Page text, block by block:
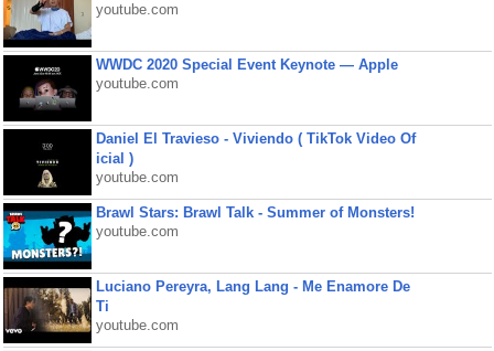
youtube.com
WWDC 2020 Special Event Keynote — Apple
youtube.com
Daniel El Travieso - Viviendo ( TikTok Video Of
icial )
youtube.com
Brawl Stars: Brawl Talk - Summer of Monsters!
youtube.com
Luciano Pereyra, Lang Lang - Me Enamore De
Ti
youtube.com